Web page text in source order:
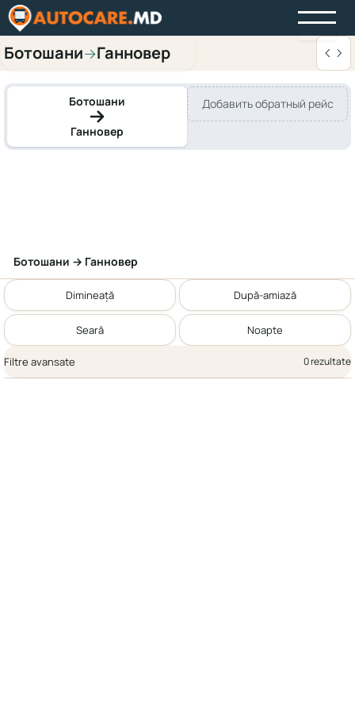
Ботошани→Ганновер
Ботошани
Ганновер
Добавить обратный рейс
Ботошани → Ганновер
Dimineață După-amiază
Seară Noapte
Filtre avansate 0 rezultate